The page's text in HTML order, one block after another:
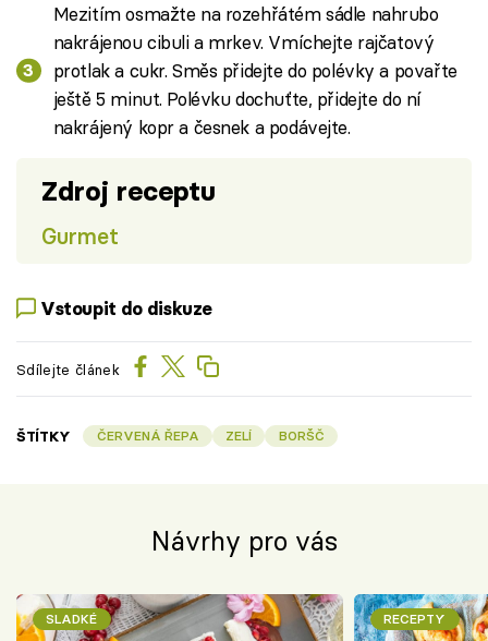
Mezitím osmažte na rozehřátém sádle nahrubo
nakrájenou cibuli a mrkev. Vmíchejte rajčatový
protlak a cukr. Směs přidejte do polévky a povařte
ještě 5 minut. Polévku dochuťte, přidejte do ní
nakrájený kopr a česnek a podávejte.
Zdroj receptu
Gurmet
Vstoupit do diskuze
Sdílejte článek
ŠTÍTKY ČERVENÁ ŘEPA ZELÍ BORŠČ
Návrhy pro vás
SLADKÉ RECEPTY